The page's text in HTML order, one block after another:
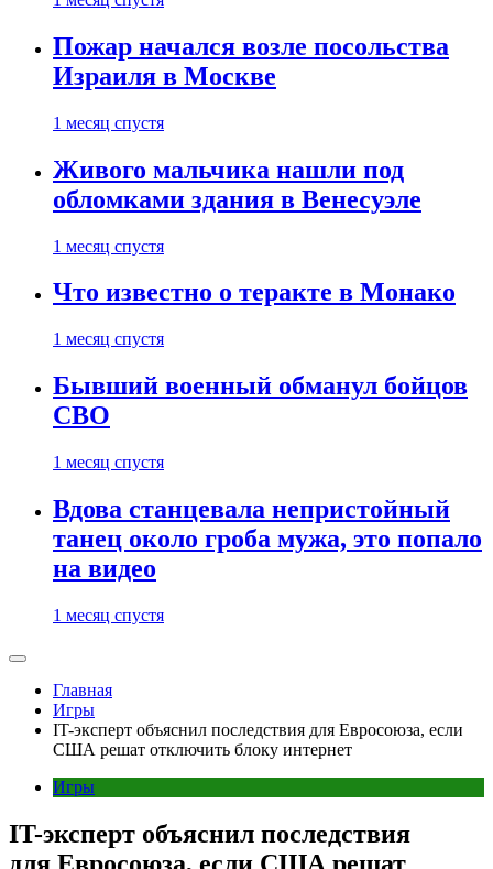
Пожар начался возле посольства
Израиля в Москве
1 месяц спустя
Живого мальчика нашли под
обломками здания в Венесуэле
1 месяц спустя
Что известно о теракте в Монако
1 месяц спустя
Бывший военный обманул бойцов
СВО
1 месяц спустя
Вдова станцевала непристойный
танец около гроба мужа, это попало
на видео
1 месяц спустя
Главная
Игры
IT-эксперт объяснил последствия для Евросоюза, если
США решат отключить блоку интернет
Игры
IT-эксперт объяснил последствия